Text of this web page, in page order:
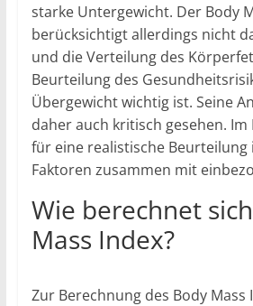
starke Untergewicht. Der Body
berücksichtigt allerdings nicht
und die Verteilung des
Beurteilung des
Übergewicht wichtig ist. Seine
daher auch kritisch gesehen. Im
für eine realistische
Faktoren zusammen mit
Wie berechnet
Mass Index?
Zur Berechnung des Body Mass